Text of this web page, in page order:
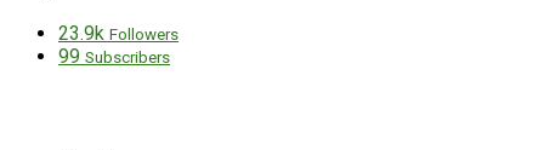
23.9k Followers
99 Subscribers